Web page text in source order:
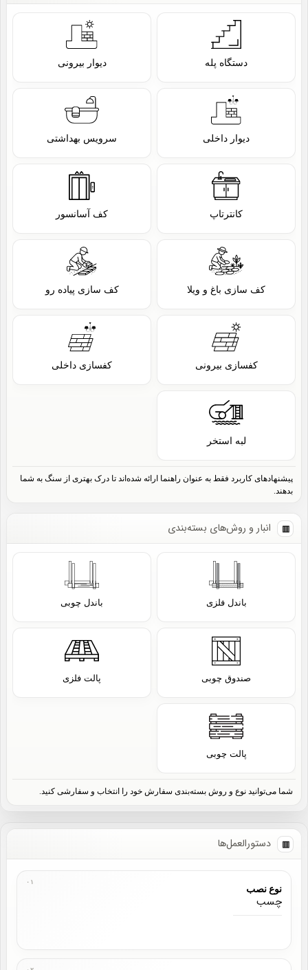
دستگاه پله دیوار بیرونی
دیوار داخلی سرویس بهداشتی
کانترتاپ کف آسانسور
کف سازی باغ و ویلا کف سازی پیاده رو
کفسازی بیرونی کفسازی داخلی
لبه استخر
پیشنهادهای کاربرد فقط به عنوان راهنما ارائه شده‌اند تا درک بهتری از سنگ به شما
بدهند.
انبار و روش‌های بسته‌بندی
باندل فلزی باندل چوبی
صندوق چوبی پالت فلزی
پالت چوبی
شما می‌توانید نوع و روش بسته‌بندی سفارش خود را انتخاب و سفارشی کنید.
دستورالعمل‌ها
نوع نصب
چسب